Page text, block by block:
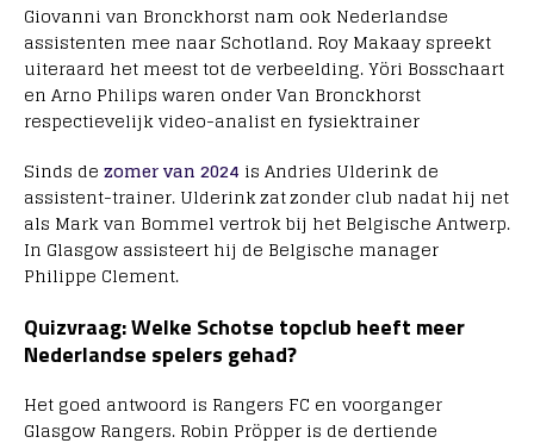
Giovanni van Bronckhorst nam ook Nederlandse
assistenten mee naar Schotland. Roy Makaay spreekt
uiteraard het meest tot de verbeelding. Yöri Bosschaart
en Arno Philips waren onder Van Bronckhorst
respectievelijk video-analist en fysiektrainer
Sinds de zomer van 2024 is Andries Ulderink de
assistent-trainer. Ulderink zat zonder club nadat hij net
als Mark van Bommel vertrok bij het Belgische Antwerp.
In Glasgow assisteert hij de Belgische manager
Philippe Clement.
Quizvraag: Welke Schotse topclub heeft meer
Nederlandse spelers gehad?
Het goed antwoord is Rangers FC en voorganger
Glasgow Rangers. Robin Pröpper is de dertiende